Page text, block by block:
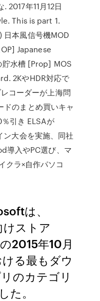
2017年11月12日
This is part 1.
本風信号機MOD
Japanese
水槽 [Prop] MOS
2KやHDR対応で
コーダーが上海問
のまとめ買いキャ
引き ELSAが
ン大会を実施、同社
導入やPC選び、マ
クラ×自作パソコ
は、
ストア
2015年10月
る最もダウ
のカテゴリ
た。